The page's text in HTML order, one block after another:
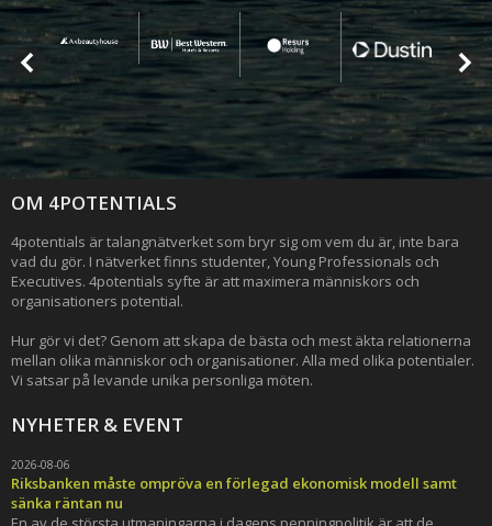
OM 4POTENTIALS
4potentials är talangnätverket som bryr sig om vem du är, inte bara
vad du gör. I nätverket finns studenter, Young Professionals och
Executives. 4potentials syfte är att maximera människors och
organisationers potential.
Hur gör vi det? Genom att skapa de bästa och mest äkta relationerna
mellan olika människor och organisationer. Alla med olika potentialer.
Vi satsar på levande unika personliga möten.
NYHETER & EVENT
2026-08-06
Riksbanken måste ompröva en förlegad ekonomisk modell samt
sänka räntan nu